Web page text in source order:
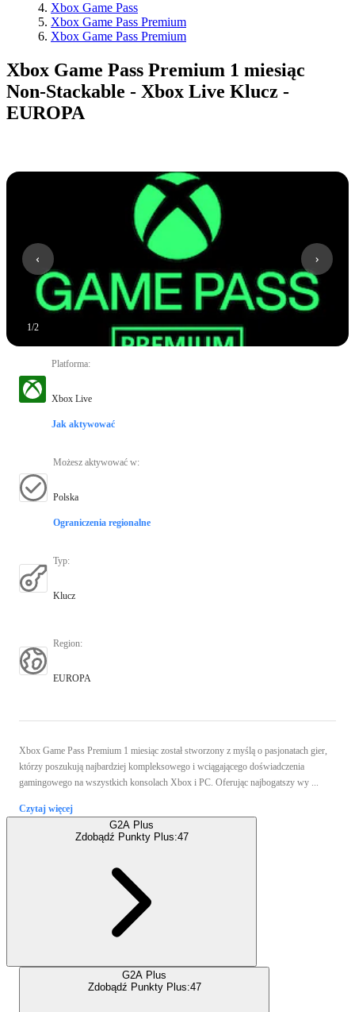
Xbox Game Pass
Xbox Game Pass Premium
Xbox Game Pass Premium
Xbox Game Pass Premium 1 miesiąc
Non-Stackable - Xbox Live Klucz -
EUROPA
1/2
Platforma:
Xbox Live
Jak aktywować
Możesz aktywować w:
Polska
Ograniczenia regionalne
Typ:
Klucz
Region:
EUROPA
Xbox Game Pass Premium 1 miesiąc został stworzony z myślą o pasjonatach gier,
którzy poszukują najbardziej kompleksowego i wciągającego doświadczenia
gamingowego na wszystkich konsolach Xbox i PC. Oferując najbogatszy wy ...
Czytaj więcej
G2A Plus
Zdobądź Punkty Plus:47
G2A Plus
Zdobądź Punkty Plus:47